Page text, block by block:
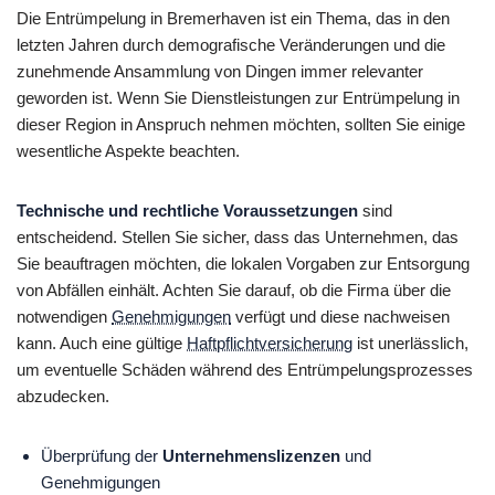
Entsorgungen
Entkernungen
Hausmeisterservice
Entrümpelungen aller Art
Fachgerechte Entsorgung
Wertanrechnung zur Kostensenkung
Renovierung und Neueinrichtung
Die Entrümpelung in Bremerhaven ist ein Thema, das in den
letzten Jahren durch demografische Veränderungen und die
zunehmende Ansammlung von Dingen immer relevanter
geworden ist. Wenn Sie Dienstleistungen zur Entrümpelung in
dieser Region in Anspruch nehmen möchten, sollten Sie einige
wesentliche Aspekte beachten.
Technische und rechtliche Voraussetzungen sind
entscheidend. Stellen Sie sicher, dass das Unternehmen, das
Sie beauftragen möchten, die lokalen Vorgaben zur Entsorgung
von Abfällen einhält. Achten Sie darauf, ob die Firma über die
notwendigen Genehmigungen verfügt und diese nachweisen
kann. Auch eine gültige Haftpflichtversicherung ist unerlässlich,
um eventuelle Schäden während des Entrümpelungsprozesses
abzudecken.
Überprüfung der Unternehmenslizenzen und
Genehmigungen